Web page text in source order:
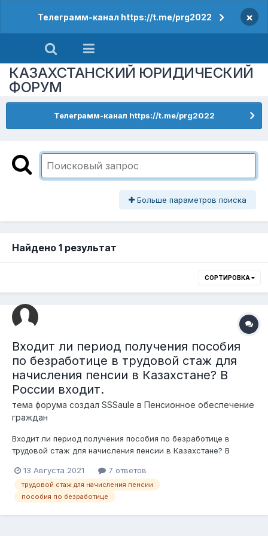
Телеграмм-канал https://t.me/prg2022 ×
КАЗАХСТАНСКИЙ ЮРИДИЧЕСКИЙ
ФОРУМ
Телеграмм-канал https://t.me/prg2022
Больше параметров поиска
Найдено 1 результат
СОРТИРОВКА
Входит ли период получения пособия
по безработице в трудовой стаж для
начисления пенсии в Казахстане? В
России входит.
тема форума создал SSSaule в Пенсионное обеспечение
граждан
Входит ли период получения пособия по безработице в
трудовой стаж для начисления пенсии в Казахстане? В
13 Августа 2021
7 ответов
трудовой стаж для начисления пенсии
пособия по безработице